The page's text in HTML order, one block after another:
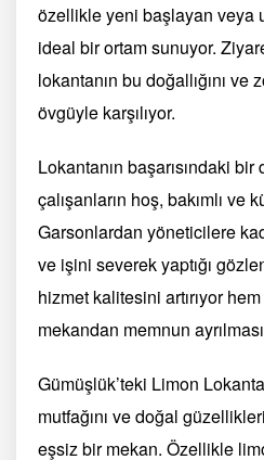
özellikle yeni başlayan veya
ideal bir ortam sunuyor.
lokantanın bu doğallığını ve
övgüyle karşılıyor.
Lokantanın başarısındaki
çalışanların hoş, bakımlı ve
Garsonlardan yöneticilere
ve işini severek yaptığı
hizmet kalitesini artırıyor
mekandan memnun
Gümüşlük’teki Limon
mutfağını ve doğal
eşsiz bir mekan. Özellikle